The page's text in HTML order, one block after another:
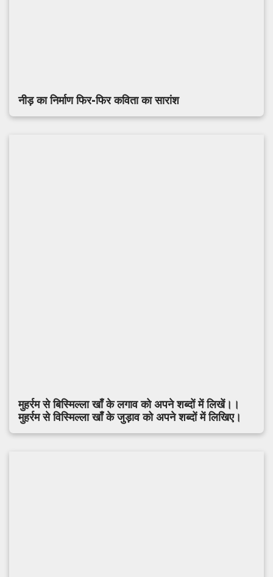
नीड़ का निर्माण फिर-फिर कविता का सारांश
मुहर्रम से बिस्मिल्ला खाँ के लगाव को अपने शब्दों में लिखें।।
मुहर्रम से विस्मिल्ला खाँ के जुड़ाव को अपने शब्दों में लिखिए।